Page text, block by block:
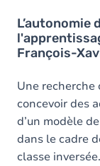
François-
Une recherche
concevoir des
d’un modèle
dans le cadre
classe